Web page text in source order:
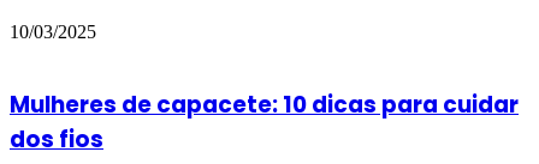
10/03/2025
Mulheres de capacete: 10 dicas para cuidar
dos fios